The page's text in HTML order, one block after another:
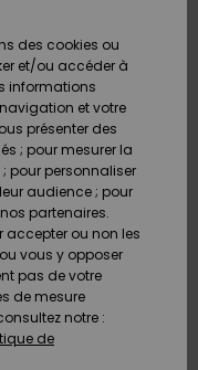
des cookies ou
et/ou accéder à
informations
et votre
présenter des
; pour mesurer la
pour personnaliser
audience ; pour
partenaires.
accepter ou non les
vous y opposer
pas de votre
de mesure
notre :
de